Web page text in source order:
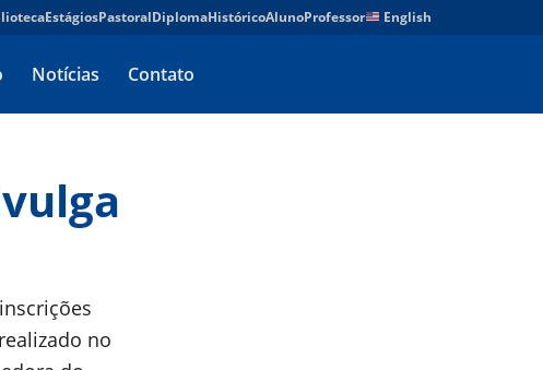
EstágiosPastoralDiplomaHistóricoAlunoProfessor English
Notícias Contato
no